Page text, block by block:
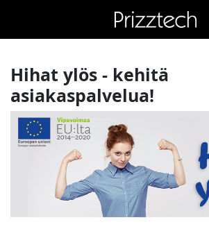
Hihat ylös - kehitä
asiakaspalvelua!